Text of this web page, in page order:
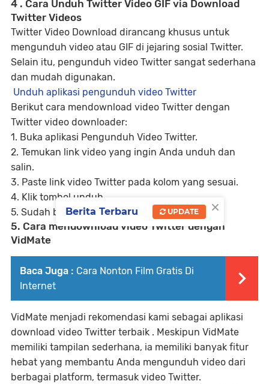
4 . Cara Unduh Twitter Video GIF via Download
Twitter Videos
Twitter Video Download dirancang khusus untuk
mengunduh video atau GIF di jejaring sosial Twitter.
Selain itu, pengunduh video Twitter sangat sederhana
dan mudah digunakan.
Unduh aplikasi pengunduh video Twitter
Berikut cara mendownload video Twitter dengan
Twitter video downloader:
1. Buka aplikasi Pengunduh Video Twitter.
2. Temukan link video yang ingin Anda unduh dan
salin.
3. Paste link video Twitter pada kolom yang sesuai.
4. Klik tombol unduh.
5. Sudah berakhir.
5. Cara mendownload video Twitter dengan
VidMate
Baca Juga : Cara Nonton Film Gratis Di
Internet
VidMate menjadi rekomendasi kami sebagai aplikasi
download video Twitter terbaik . Meskipun VidMate
memiliki tampilan sederhana, ia memiliki banyak fitur
hebat yang membantu Anda mengunduh video dari
berbagai platform, termasuk video Twitter.
×
Berita Terbaru UPDATE